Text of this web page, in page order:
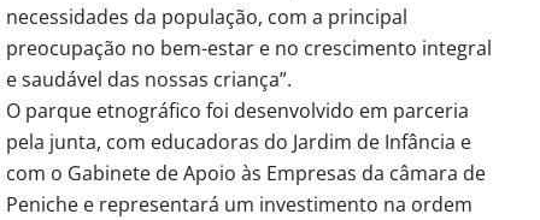
necessidades da população, com a principal
preocupação no bem-estar e no crescimento integral
e saudável das nossas criança”.
O parque etnográfico foi desenvolvido em parceria
pela junta, com educadoras do Jardim de Infância e
com o Gabinete de Apoio às Empresas da câmara de
Peniche e representará um investimento na ordem